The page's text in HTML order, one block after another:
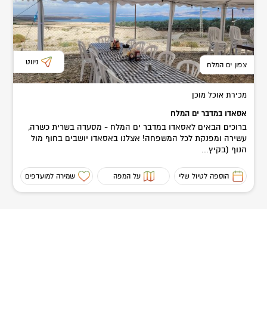
צפון ים המלח ניווט
מכירת אוכל מוכן
אסאדו במדבר ים המלח
ברוכים הבאים לאסאדו במדבר ים המלח - מסעדה בשרית כשרה,
עשירה ומפנקת לכל המשפחה! אצלנו באסאדו יושבים בחוף מול
הנוף (בקיץ...
הוספה לטיול שלי על המפה שמירה למועדפים